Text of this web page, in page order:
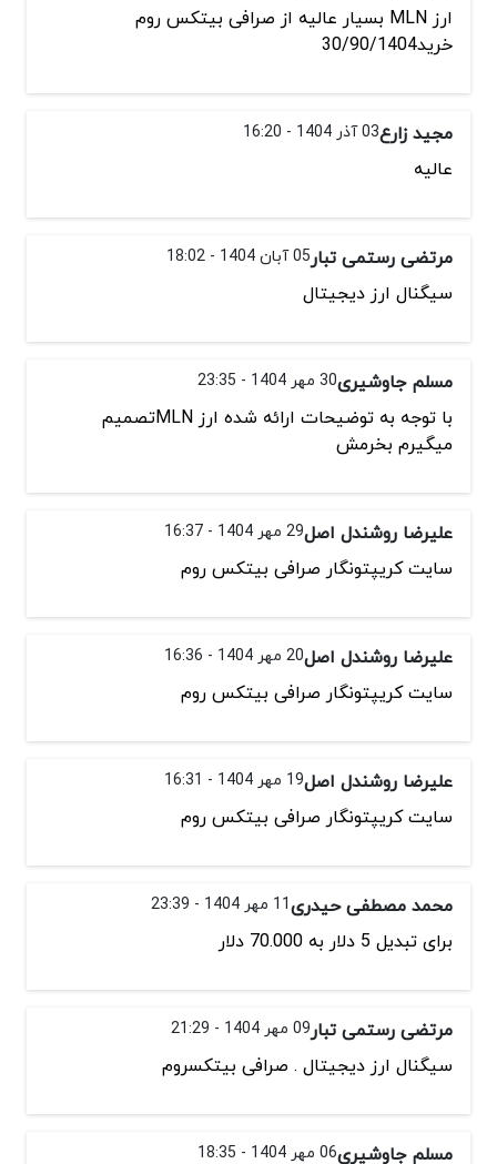
ارز MLN بسیار عالیه از صرافی بیتکس روم
خرید30/90/1404
مجید زارع03 آذر 1404 - 16:20
عالیه
مرتضی رستمی تبار05 آبان 1404 - 18:02
سیگنال ارز دیجیتال
مسلم جاوشیری30 مهر 1404 - 23:35
با توجه به توضیحات ارائه شده ارز MLNتصمیم
میگیرم بخرمش
علیرضا روشندل اصل29 مهر 1404 - 16:37
سایت کریپتونگار صرافی بیتکس روم
علیرضا روشندل اصل20 مهر 1404 - 16:36
سایت کریپتونگار صرافی بیتکس روم
علیرضا روشندل اصل19 مهر 1404 - 16:31
سایت کریپتونگار صرافی بیتکس روم
محمد مصطفی حیدری11 مهر 1404 - 23:39
برای تبدیل 5 دلار به 70.000 دلار
مرتضی رستمی تبار09 مهر 1404 - 21:29
سیگنال ارز دیجیتال . صرافی بیتکسروم
مسلم جاوشیری06 مهر 1404 - 18:35